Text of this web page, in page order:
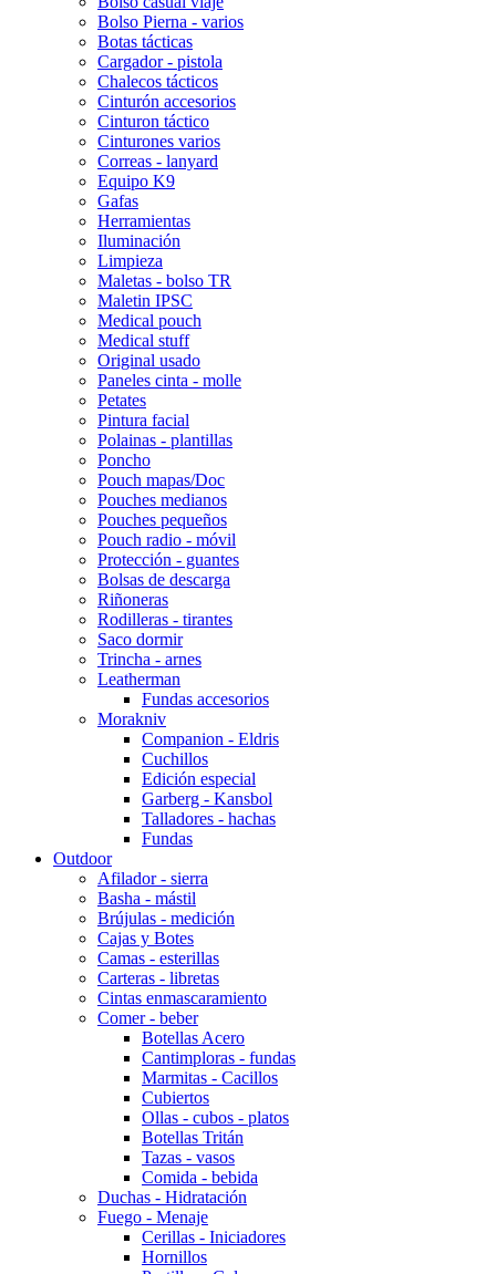
Bolso Pierna - varios
Botas tácticas
Cargador - pistola
Chalecos tácticos
Cinturón accesorios
Cinturon táctico
Cinturones varios
Correas - lanyard
Equipo K9
Gafas
Herramientas
Iluminación
Limpieza
Maletas - bolso TR
Maletin IPSC
Medical pouch
Medical stuff
Original usado
Paneles cinta - molle
Petates
Pintura facial
Polainas - plantillas
Poncho
Pouch mapas/Doc
Pouches medianos
Pouches pequeños
Pouch radio - móvil
Protección - guantes
Bolsas de descarga
Riñoneras
Rodilleras - tirantes
Saco dormir
Trincha - arnes
Leatherman
Fundas accesorios
Morakniv
Companion - Eldris
Cuchillos
Edición especial
Garberg - Kansbol
Talladores - hachas
Fundas
Outdoor
Afilador - sierra
Basha - mástil
Brújulas - medición
Cajas y Botes
Camas - esterillas
Carteras - libretas
Cintas enmascaramiento
Comer - beber
Botellas Acero
Cantimploras - fundas
Marmitas - Cacillos
Cubiertos
Ollas - cubos - platos
Botellas Tritán
Tazas - vasos
Comida - bebida
Duchas - Hidratación
Fuego - Menaje
Cerillas - Iniciadores
Hornillos